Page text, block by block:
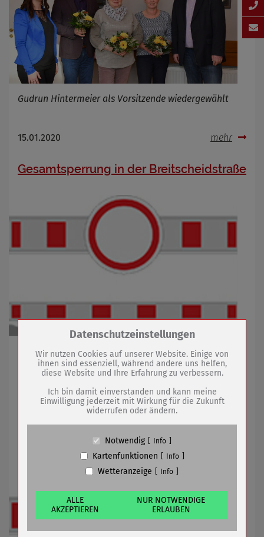
Gudrun Hintermeier als Vorsitzende wiedergewählt
15.01.2020 mehr
Gesamtsperrung in der Breitscheidstraße
In Höhe der Hausnummer 20/41 wird ab 15. Januar
gesperrt
14.01.2020 mehr
Bahnhofstraße - Einmündung Am
Rothenbach voll gesperrt
Zum Betrieb der Seite notwendige Cookies /
Name
PHP Session Cookie
Anbieter
Eigentümer dieser Website (Wenko-
Wenselaar GmbH & Co. KG)
Absicherung Kontaktformular / SPAM
Cookiespeicherung Entscheidungscookie
Anbieter
Eigentümer dieser Website (Wenko-
Wenselaar GmbH & Co. KG)
Zweck
Speichert die Einstellungen der Besucher
bezüglich der Speicherung von Cookies.
Cookie Name
dywc
Datenschutzeinstellungen
Wir nutzen Cookies auf unserer Website. Einige von
ihnen sind essenziell, während andere uns helfen,
diese Website und Ihre Erfahrung zu verbessern.
Ich bin damit einverstanden und kann meine
Einwilligung jederzeit mit Wirkung für die Zukunft
widerrufen oder ändern.
Notwendig Info
Kartenfunktionen Info
Wetteranzeige Info
ALLE
AKZEPTIEREN
NUR NOTWENDIGE
ERLAUBEN